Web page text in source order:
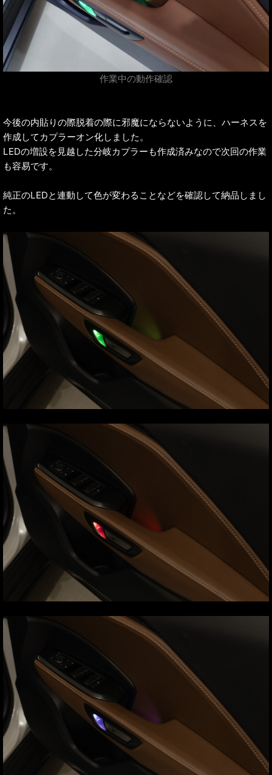
作業中の動作確認
今後の内貼りの際脱着の際に邪魔にならないように、ハーネスを
作成してカプラーオン化しました。
LEDの増設を見越した分岐カプラーも作成済みなので次回の作業
も容易です。
純正のLEDと連動して色が変わることなどを確認して納品しまし
た。